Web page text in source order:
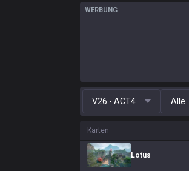
WERBUNG
V26 - ACT4 Alle
Karten
Lotus